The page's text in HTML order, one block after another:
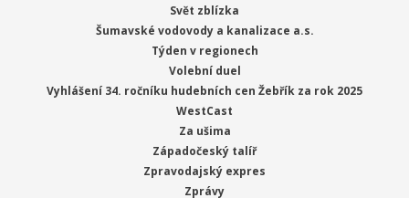
Svět zblízka
Šumavské vodovody a kanalizace a.s.
Týden v regionech
Volební duel
Vyhlášení 34. ročníku hudebních cen Žebřík za rok 2025
WestCast
Za ušima
Západočeský talíř
Zpravodajský expres
Zprávy